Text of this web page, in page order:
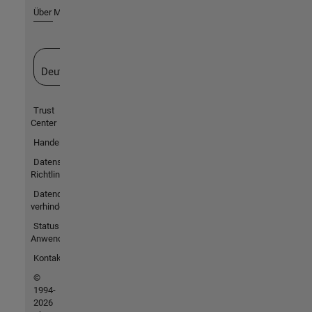
Über MathWorks
Deutschland
Trust
Center
Handelsmarken
Datenschutz-
Richtlinien
Datendiebstahl
verhindern
Status von
Anwendungen
Kontakt
©
1994-
2026